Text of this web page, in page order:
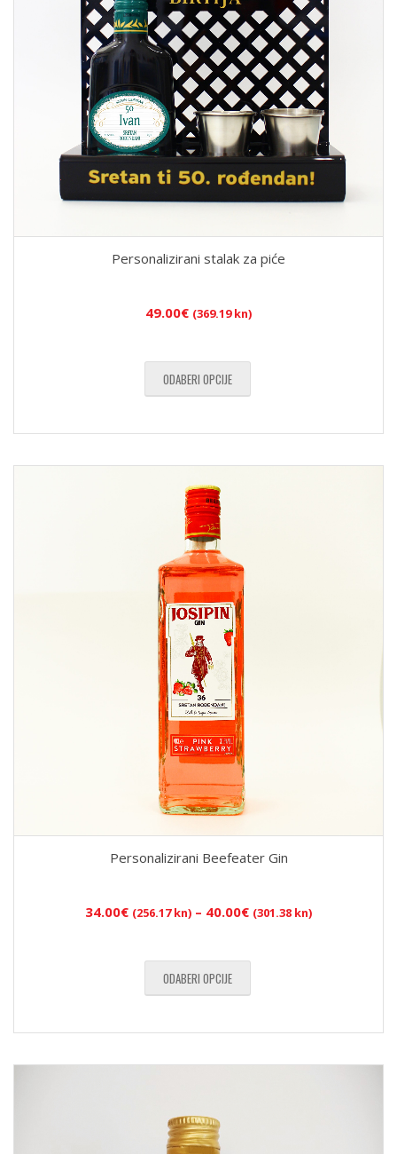
Personalizirani stalak za piće
49.00€ (369.19 kn)
ODABERI OPCIJE
Personalizirani Beefeater Gin
34.00€ (256.17 kn) – 40.00€ (301.38 kn)Raspon
40.00€
kn)
ODABERI OPCIJE